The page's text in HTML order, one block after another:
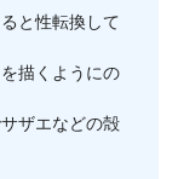
と性転換して
描くようにの
ザエなどの殻